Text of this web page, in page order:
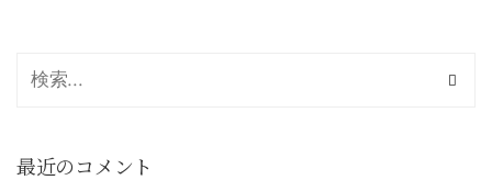
最近のコメント